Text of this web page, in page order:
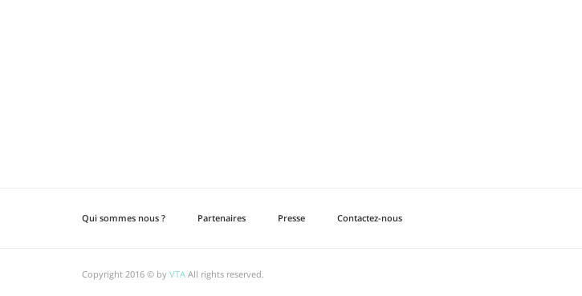
Qui sommes nous ? Partenaires Presse Contactez-nous
Copyright 2016 © by VTA All rights reserved.